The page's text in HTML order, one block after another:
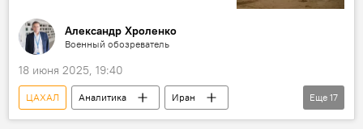
Александр Хроленко
Военный обозреватель
18 июня 2025, 19:40
ЦАХАЛ Аналитика
Иран
Израиль
Война
Ближний Восток
Еще 17